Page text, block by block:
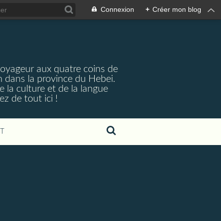
Connexion + Créer mon blog
aux quatre coins de
dans la province du Hebei.
la culture et de la langue
de tout ici !